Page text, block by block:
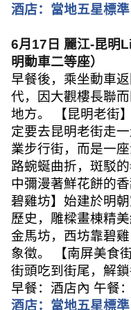
酒店：當地五星標
6月 17 日 麗江-昆明
明動車二等座）
早餐後，乘坐動車
代，因大觀樓長聯
地方。 【昆明老街
定要去昆明老街走
業步行街，而是一
路蜿蜒曲折，斑駁
中彌漫著鮮花餅的
碧雞坊】始建於明
歷史，雕樑畫棟精
金馬坊，西坊靠碧
象徵。 【南屏美食街
街頭吃到街尾，解
早餐：酒店內 午餐
酒店：當地五星標